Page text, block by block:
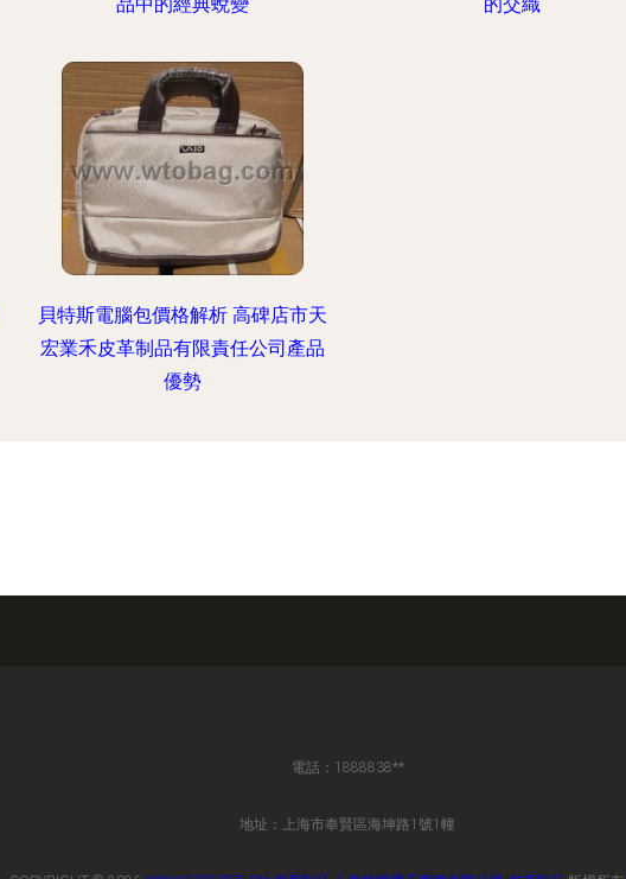
貝特斯電腦包價格解析 高碑店市天
宏業禾皮革制品有限責任公司產品
優勢
電話：1888838**
地址：上海市奉賢區海坤路1號1幢